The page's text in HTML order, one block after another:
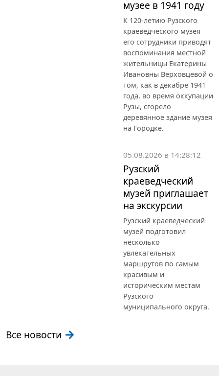
музее в 1941 году
К 120-летию Рузского
краеведческого музея
его сотрудники приводят
воспоминания местной
жительницы Екатерины
Ивановны Верховцевой о
том, как в декабре 1941
года, во время оккупации
Рузы, сгорело
деревянное здание музея
на Городке.
05.08.2026 в 14:28:12
Рузский
краеведческий
музей приглашает
на экскурсии
Рузский краеведческий
музей подготовил
несколько
увлекательных
маршрутов по самым
красивым и
историческим местам
Рузского
муниципального округа.
Все новости